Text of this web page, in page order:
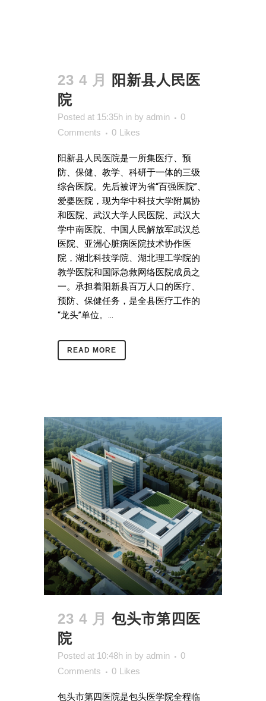
23 4 月
阳新县人民医
院
Posted at 15:35h in by admin
0
Comments
0 Likes
阳新县人民医院是一所集医疗、预
防、保健、教学、科研于一体的三级
综合医院。先后被评为省“百强医院”、
爱婴医院，现为华中科技大学附属协
和医院、武汉大学人民医院、武汉大
学中南医院、中国人民解放军武汉总
医院、亚洲心脏病医院技术协作医
院，湖北科技学院、湖北理工学院的
教学医院和国际急救网络医院成员之
一。承担着阳新县百万人口的医疗、
预防、保健任务，是全县医疗工作的
“龙头”单位。...
READ MORE
23 4 月 包头市第四医
院
Posted at 10:48h in by admin
0
Comments
0 Likes
包头市第四医院是包头医学院全程临